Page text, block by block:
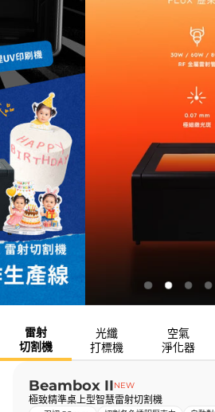
雷射
切割機
光纖
打標機
空氣
淨化器
Beambox IINEW
極致精準桌上型智慧雷射切割機